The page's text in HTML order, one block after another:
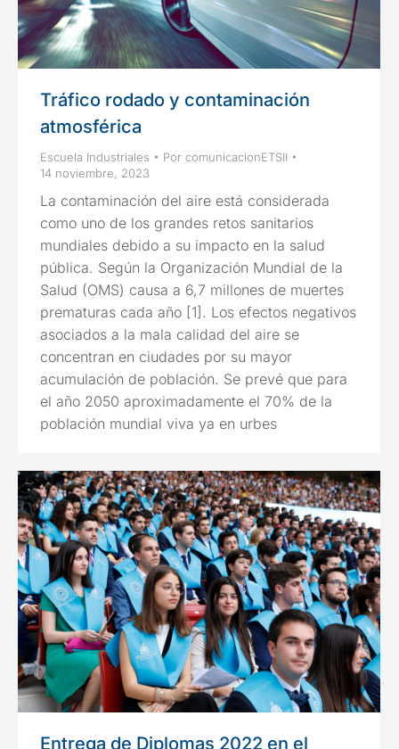
Tráfico rodado y contaminación
atmosférica
Escuela Industriales Por comunicacionETSII
14 noviembre, 2023
La contaminación del aire está considerada
como uno de los grandes retos sanitarios
mundiales debido a su impacto en la salud
pública. Según la Organización Mundial de la
Salud (OMS) causa a 6,7 millones de muertes
prematuras cada año [1]. Los efectos negativos
asociados a la mala calidad del aire se
concentran en ciudades por su mayor
acumulación de población. Se prevé que para
el año 2050 aproximadamente el 70% de la
población mundial viva ya en urbes
Entrega de Diplomas 2022 en el